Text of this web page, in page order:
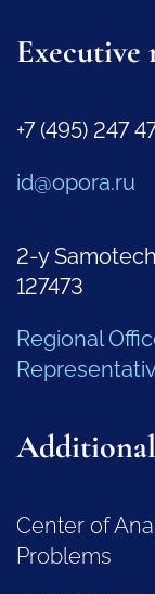
Executive
+7 (495) 247
id@opora.ru
2-y
127473
Regional
Center of
Problems